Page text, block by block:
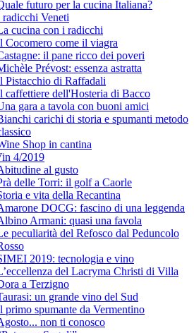
futuro per la cucina Italiana?
radicchi Veneti
cucina con i radicchi
Cocomero come il viagra
il pane ricco dei poveri
Prévost: essenza astratta
Pistacchio di Raffadali
caffettiere dell'Hosteria di Bacco
gara a tavola con buoni amici
carichi di storia e spumanti metodo
Shop in cantina
4/2019
al gusto
delle Torri: il golf a Caorle
e vita della Recantina
DOCG: fascino di una leggenda
Armani: quasi una favola
peculiarità del Refosco dal Peduncolo
2019: tecnologia e vino
del Lacryma Christi di Villa
a Terzigno
un grande vino del Sud
primo spumante da Vermentino
non ti conosco